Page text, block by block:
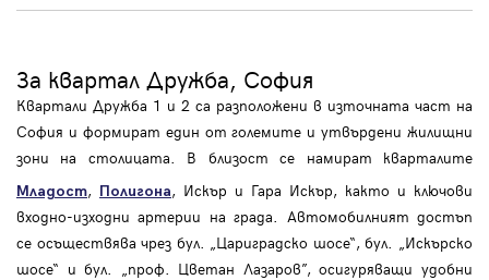
За квартал Дружба, София
Квартали Дружба 1 и 2 са разположени в източната част на
София и формират един от големите и утвърдени жилищни
зони на столицата. В близост се намират кварталите
Младост, Полигона, Искър и Гара Искър, както и ключови
входно-изходни артерии на града. Автомобилният достъп
се осъществява чрез бул. „Цариградско шосе“, бул. „Искърско
шосе“ и бул. „проф. Цветан Лазаров”, осигуряващи удобни